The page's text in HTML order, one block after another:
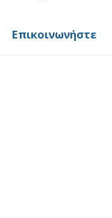
Επικοινωνήστε